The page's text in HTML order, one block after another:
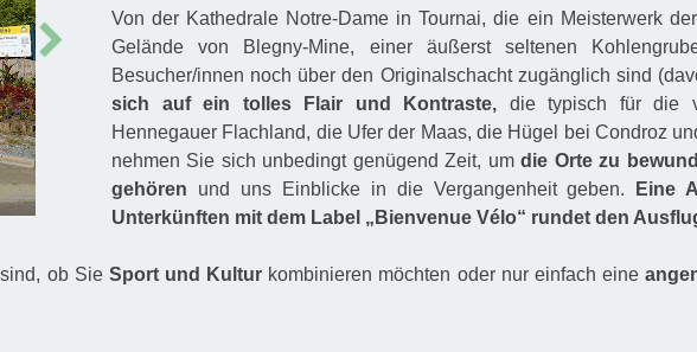
Next
Von der Kathedrale Notre-Dame in Tournai, die ein Meisterwerk
Gelände von Blegny-Mine, einer äußerst seltenen
Besucher/innen noch über den Originalschacht zugänglich sind
sich auf ein tolles Flair und Kontraste, die typisch für die
Hennegauer Flachland, die Ufer der Maas, die Hügel bei Condroz
nehmen Sie sich unbedingt genügend Zeit, umdie Orte zu
gehören und uns Einblicke in die Vergangenheit geben.
Eine
Unterkünften mit dem Label „Bienvenue Vélo“ rundet den
ob Sie Sport und Kultur kombinieren möchten oder nur einfach eine